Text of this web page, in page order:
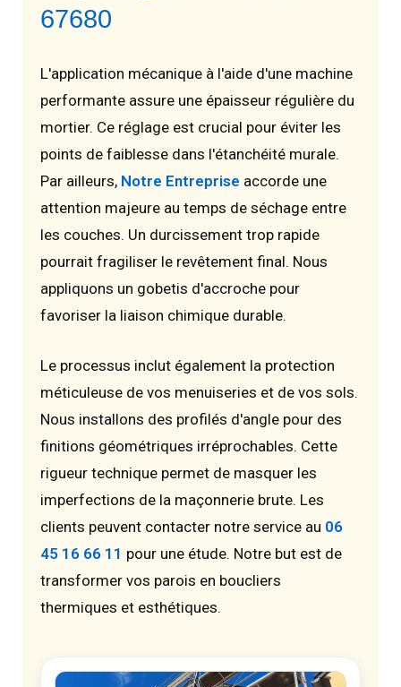
67680
L'application mécanique à l'aide d'une machine
performante assure une épaisseur régulière du
mortier. Ce réglage est crucial pour éviter les
points de faiblesse dans l'étanchéité murale.
Par ailleurs, Notre Entreprise accorde une
attention majeure au temps de séchage entre
les couches. Un durcissement trop rapide
pourrait fragiliser le revêtement final. Nous
appliquons un gobetis d'accroche pour
favoriser la liaison chimique durable.
Le processus inclut également la protection
méticuleuse de vos menuiseries et de vos sols.
Nous installons des profilés d'angle pour des
finitions géométriques irréprochables. Cette
rigueur technique permet de masquer les
imperfections de la maçonnerie brute. Les
clients peuvent contacter notre service au 06
45 16 66 11 pour une étude. Notre but est de
transformer vos parois en boucliers
thermiques et esthétiques.